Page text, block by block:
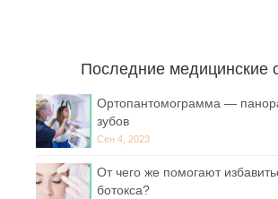
Последние медицинские
Ортопантомограмма —
зубов
Сен 4, 2023
От чего же помогают
ботокса?